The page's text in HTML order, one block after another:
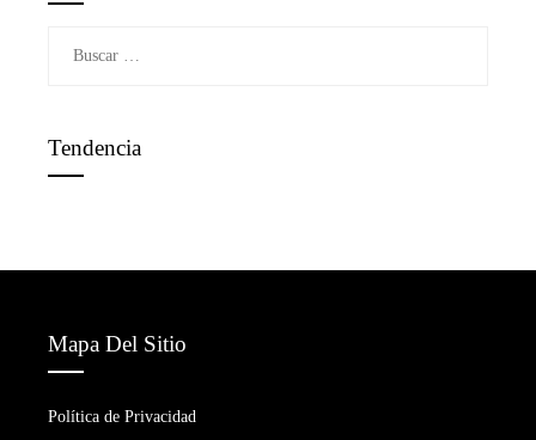
Tendencia
Mapa Del Sitio
Política de Privacidad